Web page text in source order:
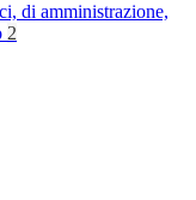
di amministrazione,
2